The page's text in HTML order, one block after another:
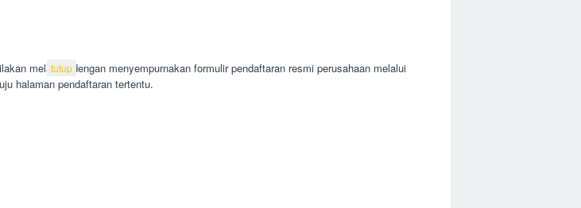
melamar dengan menyempurnakan formulir pendaftaran resmi perusahaan melalui
halaman pendaftaran tertentu.
tutup